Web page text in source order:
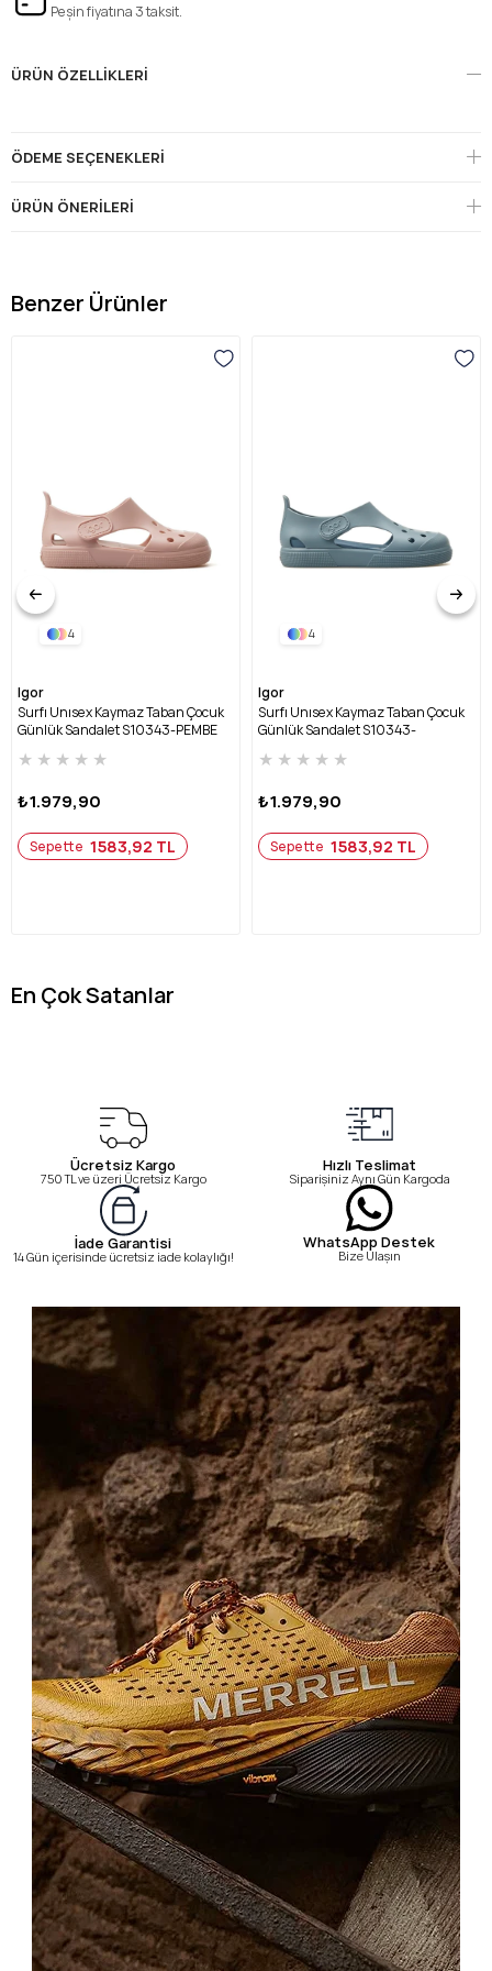
Peşin fiyatına 3 taksit.
ÜRÜN ÖZELLIKLERI
ÖDEME SEÇENEKLERI
ÜRÜN ÖNERILERI
Benzer Ürünler
4
Igor
Surfı Unısex Kaymaz Taban Çocuk
Günlük Sandalet S10343-PEMBE
★ ★ ★ ★ ★
₺1.979,90
Sepette 1583,92 TL
4
Igor
Surfı Unısex Kaymaz Taban Çocuk
Günlük Sandalet S10343-
★ ★ ★ ★ ★
₺1.979,90
Sepette 1583,92 TL
En Çok Satanlar
Ücretsiz Kargo
750 TL ve üzeri Ücretsiz Kargo
Hızlı Teslimat
Siparişiniz Aynı Gün Kargoda
İade Garantisi
14 Gün içerisinde ücretsiz iade kolaylığı!
WhatsApp Destek
Bize Ulaşın